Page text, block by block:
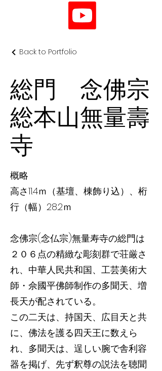
Back to Portfolio
総門 念佛宗
総本山無量壽
寺
概略
高さ11.4ｍ（基壇、棟飾り込）、桁
行（幅）28.2ｍ
念佛宗(念仏宗)無量寿寺の総門は
２０６点の精緻な彫刻群で荘厳さ
れ、中華人民共和国、工芸美術大
師・佘國平佛師制作の多聞天、増
長天が配されている。
この二天は、持国天、広目天と共
に、佛法を護る四天王に数えら
れ、多聞天は、逞しい腕で舎利容
器を掲げ、先ず釈尊の説法を聴聞